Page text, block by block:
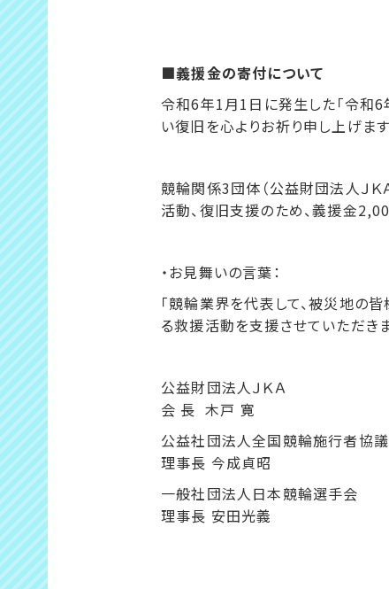
■義援金の寄付について
令和6年1月1日に発生した「令和
い復旧を心よりお祈り申し上げます
競輪関係3団体（公益財団法人Ｊ
活動、復旧支援のため、義援金
・お見舞いの言葉：
「競輪業界を代表して、被災地の
る救援活動を支援させていただき
公益財団法人ＪＫＡ
会 長 木戸 寛
公益社団法人全国競輪施行者協
理事長 今成貞昭
一般社団法人日本競輪選手会
理事長 安田光義